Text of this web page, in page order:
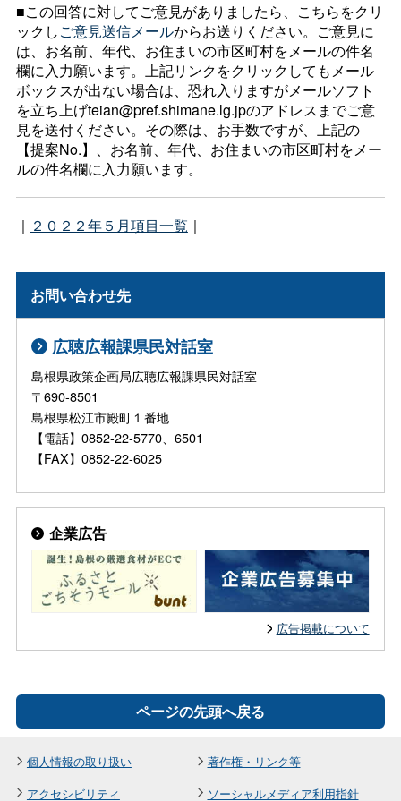
■この回答に対してご意見がありましたら、こちらをクリ
ックしご意見送信メールからお送りください。ご意見に
は、お名前、年代、お住まいの市区町村をメールの件名
欄に入力願います。上記リンクをクリックしてもメール
ボックスが出ない場合は、恐れ入りますがメールソフト
を立ち上げteian@pref.shimane.lg.jpのアドレスまでご意
見を送付ください。その際は、お手数ですが、上記の
【提案No.】、お名前、年代、お住まいの市区町村をメー
ルの件名欄に入力願います。
｜ ２０２２年５月項目一覧 ｜
お問い合わせ先
広聴広報課県民対話室
島根県政策企画局広聴広報課県民対話室
〒690-8501
島根県松江市殿町１番地
【電話】0852-22-5770、6501
【FAX】0852-22-6025
企業広告
広告掲載について
ページの先頭へ戻る
個人情報の取り扱い
著作権・リンク等
アクセシビリティ
ソーシャルメディア利用指針